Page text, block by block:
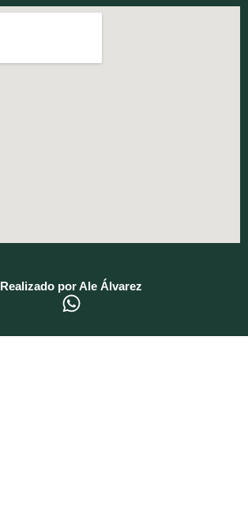
Realizado por Ale Álvarez